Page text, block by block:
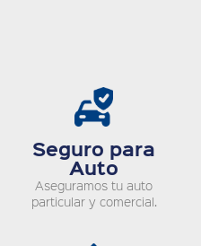
Seguro para
Auto
Aseguramos tu auto
particular y comercial.